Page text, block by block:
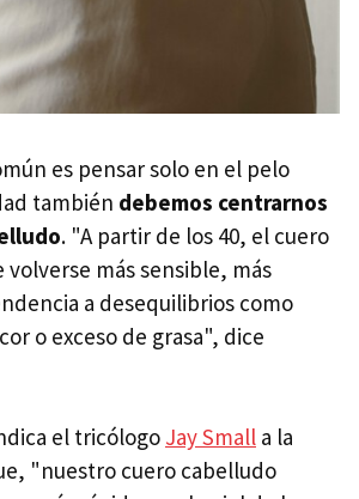
es pensar solo en el pelo
también debemos centrarnos
. "A partir de los 40, el cuero
más sensible, más
a desequilibrios como
o exceso de grasa", dice
el tricólogo Jay Small a la
"nuestro cuero cabelludo